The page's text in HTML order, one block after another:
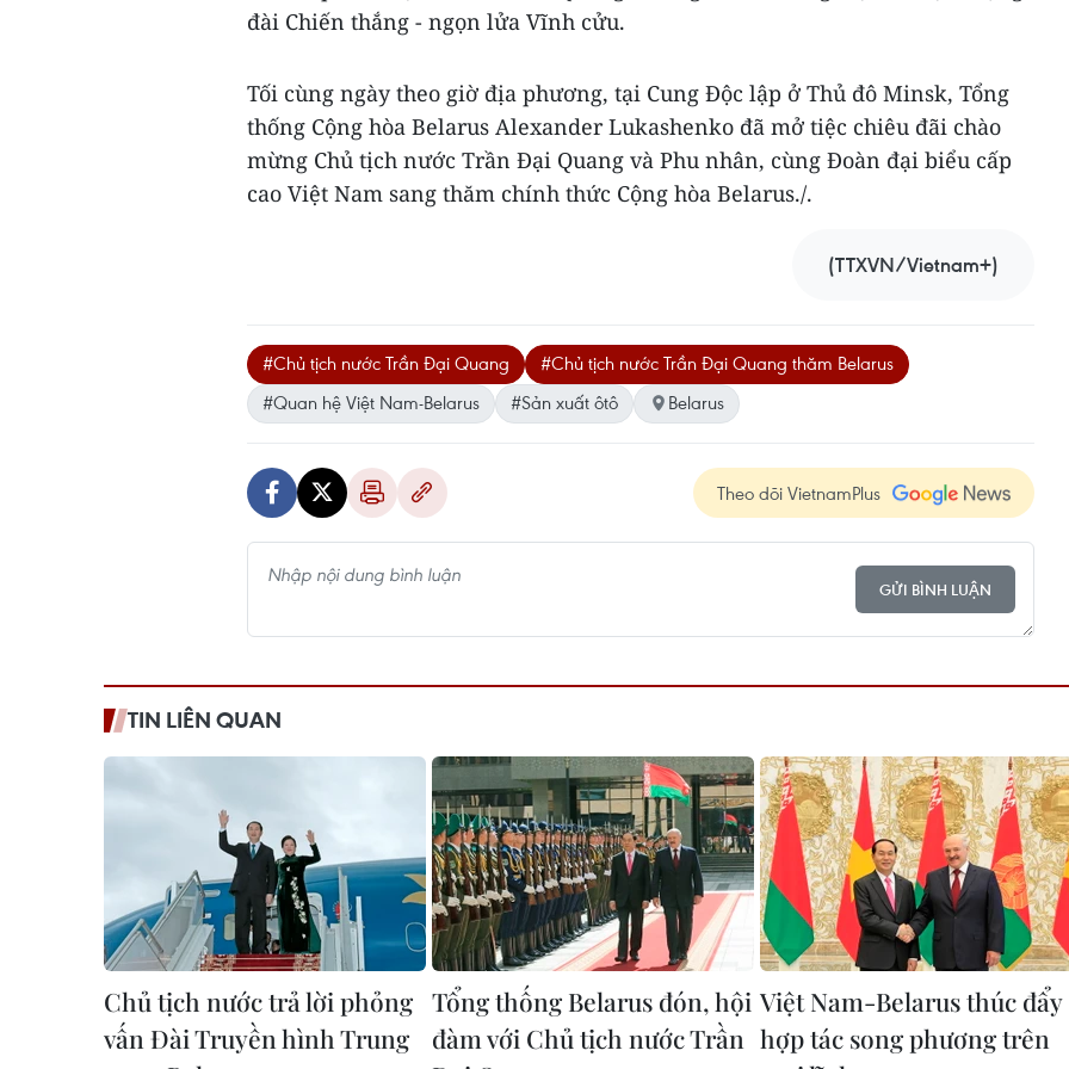
đài Chiến thắng - ngọn lửa Vĩnh cửu.
Tối cùng ngày theo giờ địa phương, tại Cung Độc lập ở Thủ đô Minsk, Tổng
thống Cộng hòa Belarus Alexander Lukashenko đã mở tiệc chiêu đãi chào
mừng Chủ tịch nước Trần Đại Quang và Phu nhân, cùng Đoàn đại biểu cấp
cao Việt Nam sang thăm chính thức Cộng hòa Belarus./.
(TTXVN/Vietnam+)
#Chủ tịch nước Trần Đại Quang
#Chủ tịch nước Trần Đại Quang thăm Belarus
#Quan hệ Việt Nam-Belarus
#Sản xuất ôtô Belarus
Theo dõi VietnamPlus
GỬI BÌNH LUẬN
TIN LIÊN QUAN
Chủ tịch nước trả lời phỏng
vấn Đài Truyền hình Trung
Tổng thống Belarus đón, hội
đàm với Chủ tịch nước Trần
Việt Nam-Belarus thúc đẩy
hợp tác song phương trên